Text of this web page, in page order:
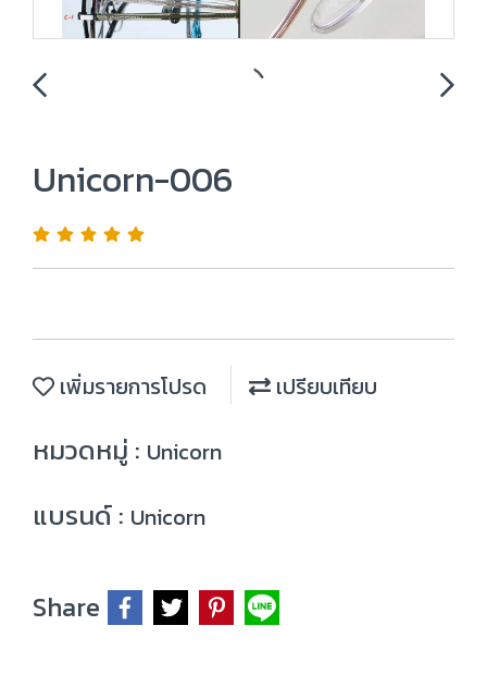
Unicorn-006
เพิ่มรายการโปรด เปรียบเทียบ
หมวดหมู่ : Unicorn
แบรนด์ : Unicorn
Share